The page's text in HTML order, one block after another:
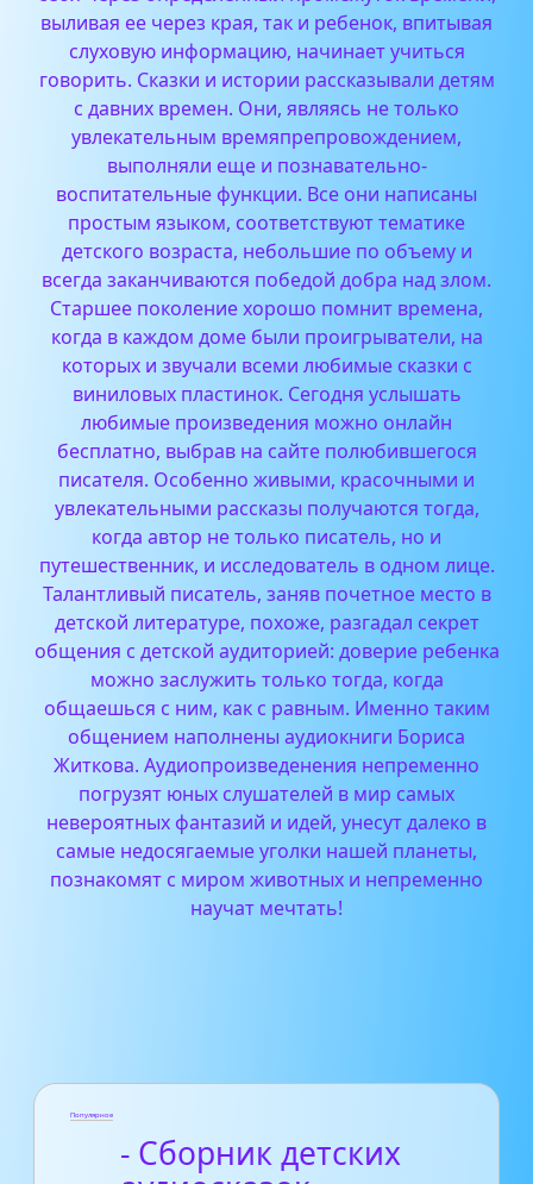
выливая ее через края, так и ребенок, впитывая
слуховую информацию, начинает учиться
говорить. Сказки и истории рассказывали детям
с давних времен. Они, являясь не только
увлекательным времяпрепровождением,
выполняли еще и познавательно-
воспитательные функции. Все они написаны
простым языком, соответствуют тематике
детского возраста, небольшие по объему и
всегда заканчиваются победой добра над злом.
Старшее поколение хорошо помнит времена,
когда в каждом доме были проигрыватели, на
которых и звучали всеми любимые сказки с
виниловых пластинок. Сегодня услышать
любимые произведения можно онлайн
бесплатно, выбрав на сайте полюбившегося
писателя. Особенно живыми, красочными и
увлекательными рассказы получаются тогда,
когда автор не только писатель, но и
путешественник, и исследователь в одном лице.
Талантливый писатель, заняв почетное место в
детской литературе, похоже, разгадал секрет
общения с детской аудиторией: доверие ребенка
можно заслужить только тогда, когда
общаешься с ним, как с равным. Именно таким
общением наполнены аудиокниги Бориса
Житкова. Аудиопроизведенения непременно
погрузят юных слушателей в мир самых
невероятных фантазий и идей, унесут далеко в
самые недосягаемые уголки нашей планеты,
познакомят с миром животных и непременно
научат мечтать!
Популярное
- Сборник детских